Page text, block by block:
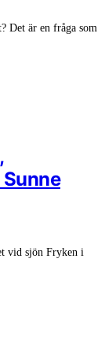
Det är en fråga som
vid sjön Fryken i